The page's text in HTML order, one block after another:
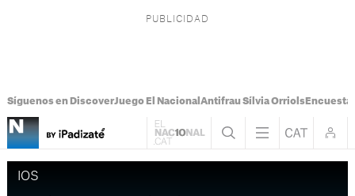
Síguenos en DiscoverJuego El Nacional Antifrau Sílvia OrriolsEncuesta
IOS